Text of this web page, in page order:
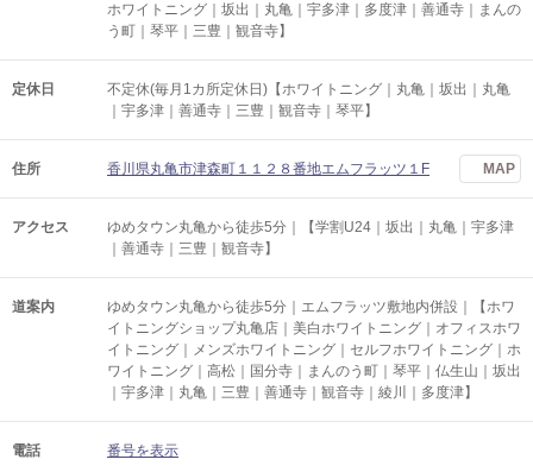
ホワイトニング｜坂出｜丸亀｜宇多津｜多度津｜善通寺｜まんの
う町｜琴平｜三豊｜観音寺】
定休日
不定休(毎月1カ所定休日)【ホワイトニング｜丸亀｜坂出｜丸亀
｜宇多津｜善通寺｜三豊｜観音寺｜琴平】
住所 香川県丸亀市津森町１１２８番地エムフラッツ１F MAP
アクセス
ゆめタウン丸亀から徒歩5分｜【学割U24｜坂出｜丸亀｜宇多津
｜善通寺｜三豊｜観音寺】
道案内
ゆめタウン丸亀から徒歩5分｜エムフラッツ敷地内併設｜【ホワ
イトニングショップ丸亀店｜美白ホワイトニング｜オフィスホワ
イトニング｜メンズホワイトニング｜セルフホワイトニング｜ホ
ワイトニング｜高松｜国分寺｜まんのう町｜琴平｜仏生山｜坂出
｜宇多津｜丸亀｜三豊｜善通寺｜観音寺｜綾川｜多度津】
電話 番号を表示